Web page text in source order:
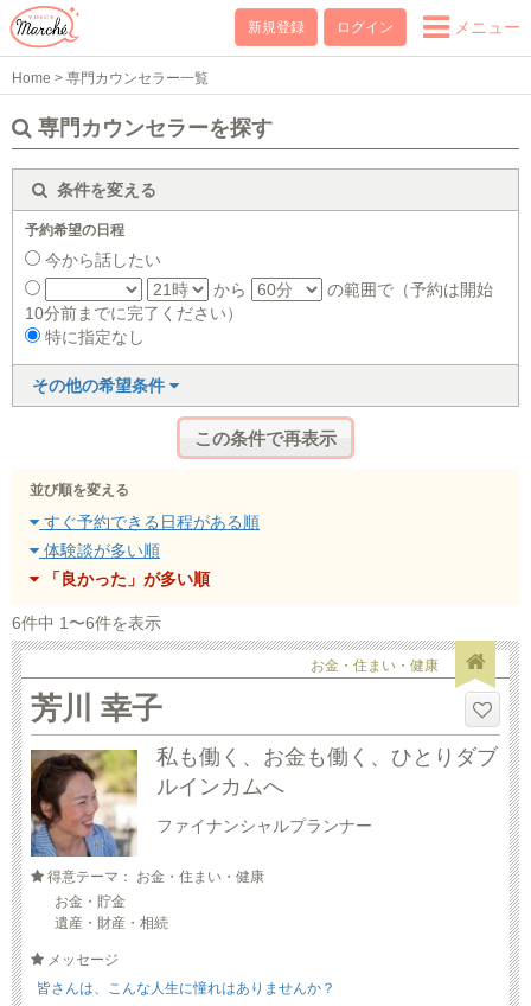
新規登録 ログイン メニュー
Home > 専門カウンセラー一覧
専門カウンセラーを探す
条件を変える
予約希望の日程
今から話したい
から
の範囲で（予約は開始
10分前までに完了ください）
特に指定なし
その他の希望条件
並び順を変える
すぐ予約できる日程がある順
体験談が多い順
「良かった」が多い順
6件中 1〜6件を表示
お金・住まい・健康
芳川 幸子
私も働く、お金も働く、ひとりダブ
ルインカムへ
ファイナンシャルプランナー
得意テーマ： お金・住まい・健康
お金・貯金
遺産・財産・相続
メッセージ
皆さんは、こんな人生に憧れはありませんか？